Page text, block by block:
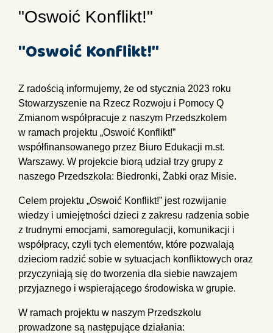
"Oswoić Konflikt!"
"Oswoić Konflikt!"
Z radością informujemy, że od stycznia 2023 roku
Stowarzyszenie na Rzecz Rozwoju i Pomocy Q
Zmianom współpracuje z naszym Przedszkolem
w ramach projektu „Oswoić Konflikt!”
współfinansowanego przez Biuro Edukacji m.st.
Warszawy. W projekcie biorą udział trzy grupy z
naszego Przedszkola: Biedronki, Żabki oraz Misie.
Celem projektu „Oswoić Konflikt!” jest rozwijanie
wiedzy i umiejętności dzieci z zakresu radzenia sobie
z trudnymi emocjami, samoregulacji, komunikacji i
współpracy, czyli tych elementów, które pozwalają
dzieciom radzić sobie w sytuacjach konfliktowych oraz
przyczyniają się do tworzenia dla siebie nawzajem
przyjaznego i wspierającego środowiska w grupie.
W ramach projektu w naszym Przedszkolu
prowadzone są następujące działania: